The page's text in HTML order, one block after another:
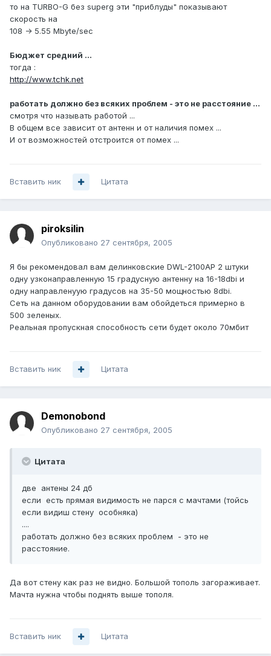
то на TURBO-G без superg эти "приблуды" показывают
скорость на
108 -> 5.55 Mbyte/sec
Бюджет средний ...
тогда :
http://www.tchk.net
работать должно без всяких проблем - это не расстояние ...
смотря что называть работой ...
В общем все зависит от антенн и от наличия помех ...
И от возможностей отстроится от помех ...
Вставить ник Цитата
piroksilin
Опубликовано 27 сентября, 2005
Я бы рекомендовал вам делинковские DWL-2100AP 2 штуки
одну узконаправленную 15 градусную антенну на 16-18dbi и
одну направленуую градусов на 35-50 мощностью 8dbi.
Сеть на данном оборудовании вам обойдеться примерно в
500 зеленых.
Реальная пропускная способность сети будет около 70мбит
Вставить ник Цитата
Demonobond
Опубликовано 27 сентября, 2005
Цитата
две антены 24 дб
если есть прямая видимость не парся с мачтами (тойсь
если видиш стену особняка)
....
работать должно без всяких проблем - это не
расстояние.
Да вот стену как раз не видно. Большой тополь загораживает.
Мачта нужна чтобы поднять выше тополя.
Вставить ник Цитата